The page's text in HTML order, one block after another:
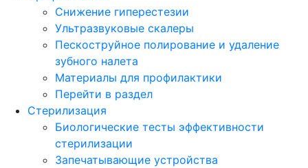
Снижение гиперестезии
Ультразвуковые скалеры
Пескоструйное полирование и удаление
зубного налета
Материалы для профилактики
Перейти в раздел
Стерилизация
Биологические тесты эффективности
стерилизации
Запечатывающие устройства